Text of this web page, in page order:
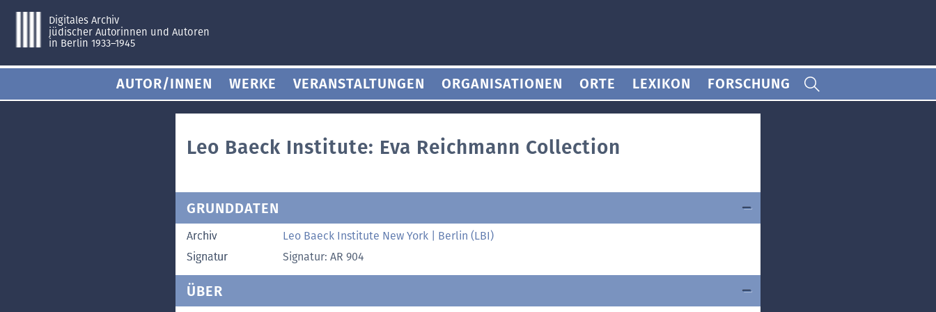
Digitales Archiv
jüdischer Autorinnen und Autoren
in Berlin 1933–1945
AUTOR/INNEN WERKE VERANSTALTUNGEN ORGANISATIONEN ORTE LEXIKON FORSCHUNG
Leo Baeck Institute: Eva Reichmann Collection
GRUNDDATEN
Archiv
Leo Baeck Institute New York | Berlin (LBI)
Signatur
Signatur: AR 904
ÜBER